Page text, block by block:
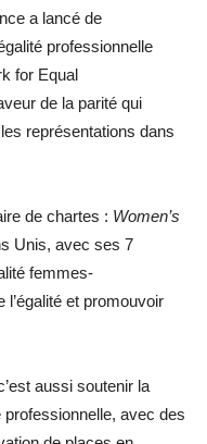
a lancé de
professionnelle
for Equal
de la parité qui
représentations dans
de chartes : Women’s
Unis, avec ses 7
femmes-
l’égalité et promouvoir
aussi soutenir la
professionnelle, avec des